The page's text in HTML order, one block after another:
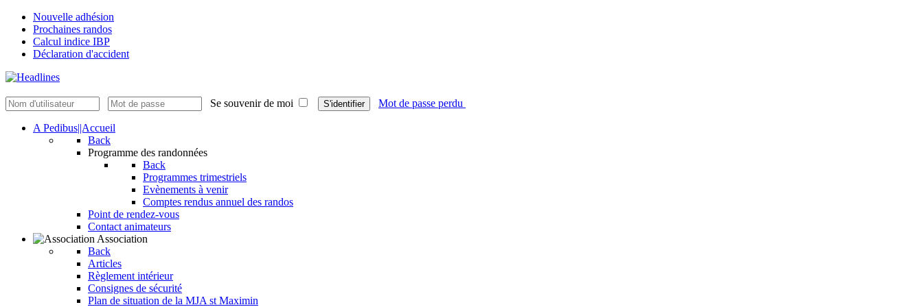
Nouvelle adhésion
Prochaines randos
Calcul indice IBP
Déclaration d'accident
Se souvenir de moi S'identifier Mot de passe perdu
A Pedibus||Accueil
Back
Programme des randonnées
Back
Programmes trimestriels
Evènements à venir
Comptes rendus annuel des randos
Point de rendez-vous
Contact animateurs
Association
Back
Articles
Règlement intérieur
Consignes de sécurité
Plan de situation de la MJA st Maximin